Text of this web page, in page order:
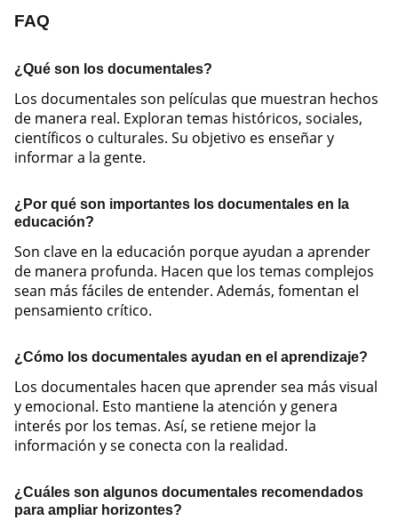
FAQ
¿Qué son los documentales?
Los documentales son películas que muestran hechos
de manera real. Exploran temas históricos, sociales,
científicos o culturales. Su objetivo es enseñar y
informar a la gente.
¿Por qué son importantes los documentales en la
educación?
Son clave en la educación porque ayudan a aprender
de manera profunda. Hacen que los temas complejos
sean más fáciles de entender. Además, fomentan el
pensamiento crítico.
¿Cómo los documentales ayudan en el aprendizaje?
Los documentales hacen que aprender sea más visual
y emocional. Esto mantiene la atención y genera
interés por los temas. Así, se retiene mejor la
información y se conecta con la realidad.
¿Cuáles son algunos documentales recomendados
para ampliar horizontes?